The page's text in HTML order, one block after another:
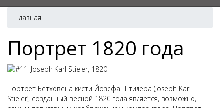
Главная
Портрет 1820 года
Портрет Бетховена кисти Йозефа Штилера (Joseph Karl
Stieler), созданный весной 1820 года является, возможно,